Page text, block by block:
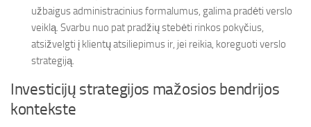
užbaigus administracinius formalumus, galima pradėti verslo
veiklą. Svarbu nuo pat pradžių stebėti rinkos pokyčius,
atsižvelgti į klientų atsiliepimus ir, jei reikia, koreguoti verslo
strategiją.
Investicijų strategijos mažosios bendrijos
kontekste